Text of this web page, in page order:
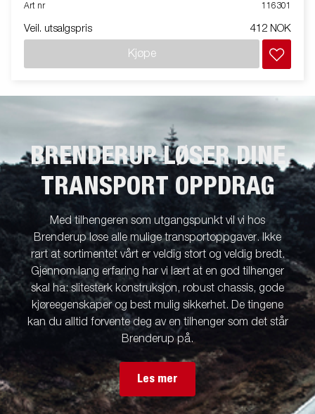
Art nr 116301
Veil. utsalgspris 412 NOK
Kjøpe
BRENDERUP LØSER DINE
TRANSPORT OPPDRAG
Med tilhengeren som utgangspunkt vil vi hos
Brenderup løse alle mulige transportoppgaver. Ikke
rart at sortimentet vårt er veldig stort og veldig bredt.
Gjennom lang erfaring har vi lært at en god tilhenger
skal ha: slitesterk konstruksjon, robust chassis, gode
kjøreegenskaper og best mulig sikkerhet. De tingene
kan du alltid forvente deg av en tilhenger som det står
Brenderup på.
Les mer